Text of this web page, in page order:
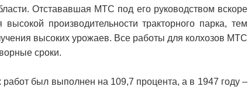
Отстававшая МТС под его руководством вскоре
производительности тракторного парка, тем
высоких урожаев. Все работы для колхозов МТС
сроки.
работ был выполнен на 109,7 процента, а в 1947 году –